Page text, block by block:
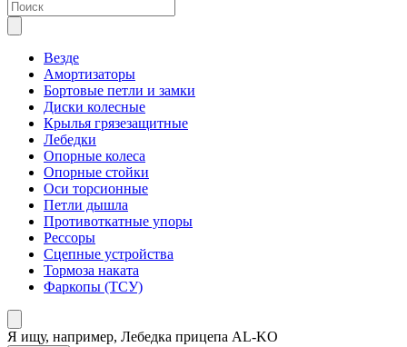
Везде
Амортизаторы
Бортовые петли и замки
Диски колесные
Крылья грязезащитные
Лебедки
Опорные колеса
Опорные стойки
Оси торсионные
Петли дышла
Противоткатные упоры
Рессоры
Сцепные устройства
Тормоза наката
Фаркопы (ТСУ)
Я ищу, например, Лебедка прицепа AL-KO